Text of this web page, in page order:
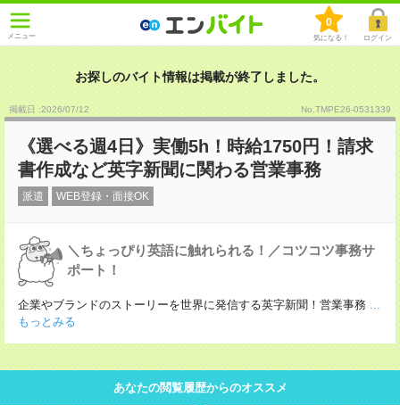
メニュー
0
気になる！ ログイン
お探しのバイト情報は掲載が終了しました。
掲載日 :2026/07/12 No.TMPE26-0531339
《選べる週4日》実働5h！時給1750円！請求
書作成など英字新聞に関わる営業事務
派遣 WEB登録・面接OK
＼ちょっぴり英語に触れられる！／コツコツ事務サ
ポート！
企業やブランドのストーリーを世界に発信する英字新聞！営業事務 ...
もっとみる
あなたの閲覧履歴からのオススメ